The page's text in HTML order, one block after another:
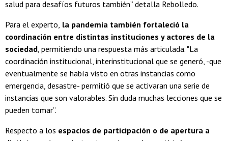
salud para desafíos futuros también” detalla Rebolledo.
Para el experto, la pandemia también fortaleció la
coordinación entre distintas instituciones y actores de la
sociedad, permitiendo una respuesta más articulada. "La
coordinación institucional, interinstitucional que se generó, -que
eventualmente se había visto en otras instancias como
emergencia, desastre- permitió que se activaran una serie de
instancias que son valorables. Sin duda muchas lecciones que se
pueden tomar”.
Respecto a los espacios de participación o de apertura a